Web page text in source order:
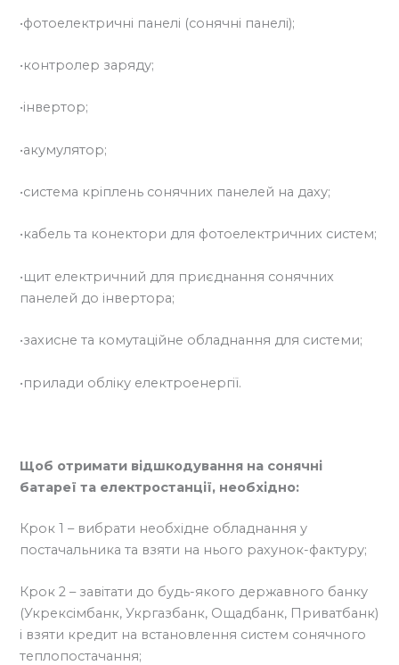
•фотоелектричні панелі (сонячні панелі);
•контролер заряду;
•інвертор;
•акумулятор;
•система кріплень сонячних панелей на даху;
•кабель та конектори для фотоелектричних систем;
•щит електричний для приєднання сонячних
панелей до інвертора;
•захисне та комутаційне обладнання для системи;
•прилади обліку електроенергії.
Щоб отримати відшкодування на сонячні
батареї та електростанції, необхідно:
Крок 1 – вибрати необхідне обладнання у
постачальника та взяти на нього рахунок-фактуру;
Крок 2 – завітати до будь-якого державного банку
(Укрексімбанк, Укргазбанк, Ощадбанк, Приватбанк)
і взяти кредит на встановлення систем сонячного
теплопостачання;